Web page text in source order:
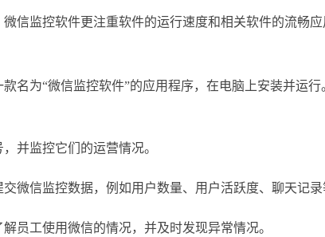
信监控软件更注重软件的运行速度和相关软件的流畅
名为“微信监控软件”的应用程序，在电脑上安装并运行
并监控它们的运营情况。
微信监控数据，例如用户数量、用户活跃度、聊天记录
员工使用微信的情况，并及时发现异常情况。